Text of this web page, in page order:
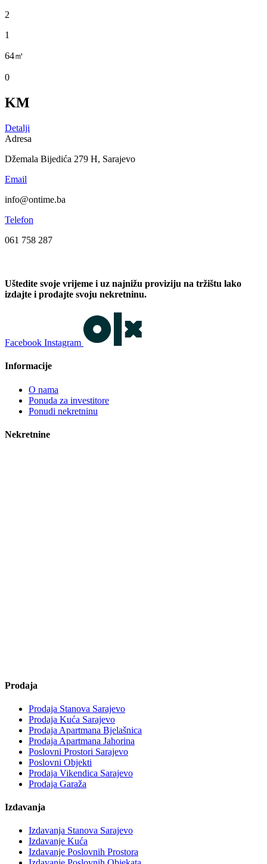
2
1
64㎡
0
KM
Detalji
Adresa
Džemala Bijedića 279 H, Sarajevo
Email
info@ontime.ba
Telefon
061 758 287
Uštedite svoje vrijeme i uz najnižu proviziju na tržištu lako
izdajte i prodajte svoju nekretninu.
Facebook Instagram
Informacije
O nama
Ponuda za investitore
Ponudi nekretninu
Nekretnine
Prodaja
Prodaja Stanova Sarajevo
Prodaja Kuća Sarajevo
Prodaja Apartmana Bjelašnica
Prodaja Apartmana Jahorina
Poslovni Prostori Sarajevo
Poslovni Objekti
Prodaja Vikendica Sarajevo
Prodaja Garaža
Izdavanja
Izdavanja Stanova Sarajevo
Izdavanje Kuća
Izdavanje Poslovnih Prostora